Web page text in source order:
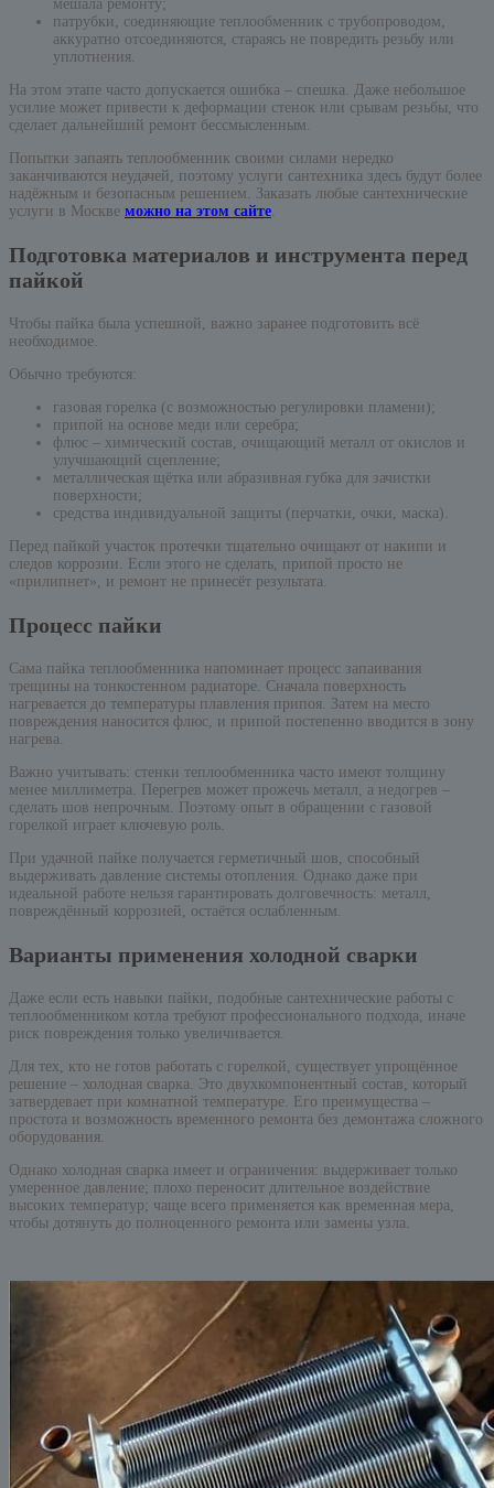
мешала ремонту;
патрубки, соединяющие теплообменник с трубопроводом,
аккуратно отсоединяются, стараясь не повредить резьбу или
уплотнения.
На этом этапе часто допускается ошибка – спешка. Даже небольшое
усилие может привести к деформации стенок или срывам резьбы, что
сделает дальнейший ремонт бессмысленным.
Попытки запаять теплообменник своими силами нередко
заканчиваются неудачей, поэтому услуги сантехника здесь будут более
надёжным и безопасным решением. Заказать любые сантехнические
услуги в Москве можно на этом сайте.
Подготовка материалов и инструмента перед
пайкой
Чтобы пайка была успешной, важно заранее подготовить всё
необходимое.
Обычно требуются:
газовая горелка (с возможностью регулировки пламени);
припой на основе меди или серебра;
флюс – химический состав, очищающий металл от окислов и
улучшающий сцепление;
металлическая щётка или абразивная губка для зачистки
поверхности;
средства индивидуальной защиты (перчатки, очки, маска).
Перед пайкой участок протечки тщательно очищают от накипи и
следов коррозии. Если этого не сделать, припой просто не
«прилипнет», и ремонт не принесёт результата.
Процесс пайки
Сама пайка теплообменника напоминает процесс запаивания
трещины на тонкостенном радиаторе. Сначала поверхность
нагревается до температуры плавления припоя. Затем на место
повреждения наносится флюс, и припой постепенно вводится в зону
нагрева.
Важно учитывать: стенки теплообменника часто имеют толщину
менее миллиметра. Перегрев может прожечь металл, а недогрев –
сделать шов непрочным. Поэтому опыт в обращении с газовой
горелкой играет ключевую роль.
При удачной пайке получается герметичный шов, способный
выдерживать давление системы отопления. Однако даже при
идеальной работе нельзя гарантировать долговечность: металл,
повреждённый коррозией, остаётся ослабленным.
Варианты применения холодной сварки
Даже если есть навыки пайки, подобные сантехнические работы с
теплообменником котла требуют профессионального подхода, иначе
риск повреждения только увеличивается.
Для тех, кто не готов работать с горелкой, существует упрощённое
решение – холодная сварка. Это двухкомпонентный состав, который
затвердевает при комнатной температуре. Его преимущества –
простота и возможность временного ремонта без демонтажа сложного
оборудования.
Однако холодная сварка имеет и ограничения: выдерживает только
умеренное давление; плохо переносит длительное воздействие
высоких температур; чаще всего применяется как временная мера,
чтобы дотянуть до полноценного ремонта или замены узла.